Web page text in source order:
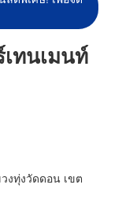
ทนเมนท์
งทุ่งวัดดอน เขต